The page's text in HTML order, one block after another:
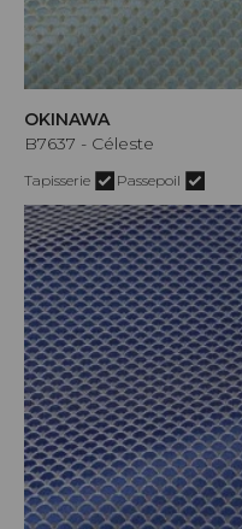
OKINAWA
B7637 - Céleste
Tapisserie Passepoil